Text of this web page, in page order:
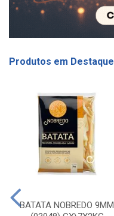
Produtos em Destaque
BATATA NOBREDO 9MM